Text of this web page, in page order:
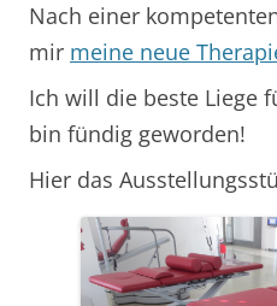
Nach einer
mir meine neue
Ich will die beste Liege
bin fündig geworden!
Hier das